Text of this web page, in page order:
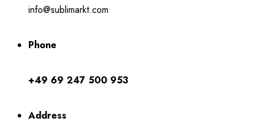
info@sublimarkt.com
Phone
+49 69 247 500 953
Address